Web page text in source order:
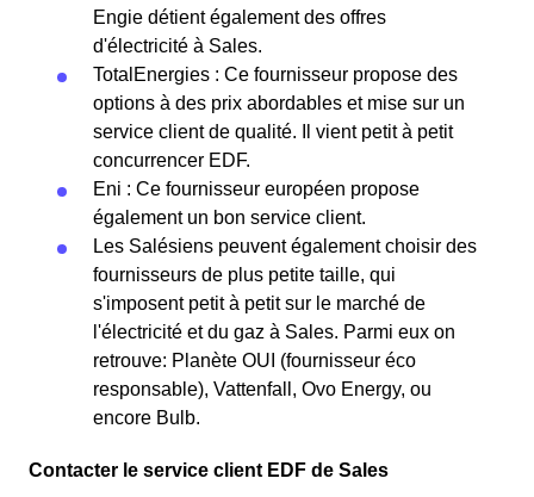
Engie détient également des offres
d'électricité à Sales.
TotalEnergies : Ce fournisseur propose des
options à des prix abordables et mise sur un
service client de qualité. Il vient petit à petit
concurrencer EDF.
Eni : Ce fournisseur européen propose
également un bon service client.
Les Salésiens peuvent également choisir des
fournisseurs de plus petite taille, qui
s'imposent petit à petit sur le marché de
l'électricité et du gaz à Sales. Parmi eux on
retrouve: Planète OUI (fournisseur éco
responsable), Vattenfall, Ovo Energy, ou
encore Bulb.
Contacter le service client EDF de Sales